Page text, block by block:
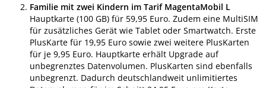
Familie mit zwei Kindern im Tarif MagentaMobil L
Hauptkarte (100 GB) für 59,95 Euro. Zudem eine MultiSIM
für zusätzliches Gerät wie Tablet oder Smartwatch. Erste
PlusKarte für 19,95 Euro sowie zwei weitere PlusKarten
für je 9,95 Euro. Hauptkarte erhält Upgrade auf
unbegrenztes Datenvolumen. PlusKarten sind ebenfalls
unbegrenzt. Dadurch deutschlandweit unlimitiertes